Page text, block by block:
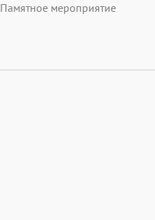
Памятное мероприятие